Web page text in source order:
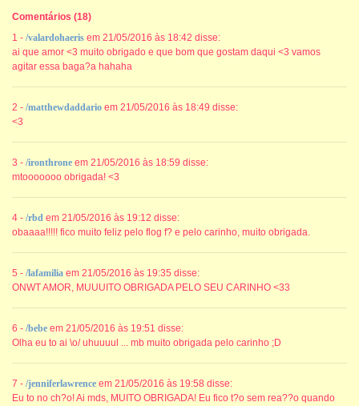
Comentários (18)
1 - /valardohaeris em 21/05/2016 às 18:42 disse:
ai que amor <3 muito obrigado e que bom que gostam daqui <3 vamos
agitar essa baga?a hahaha
2 - /matthewdaddario em 21/05/2016 às 18:49 disse:
<3
3 - /ironthrone em 21/05/2016 às 18:59 disse:
mtooooooo obrigada! <3
4 - /rbd em 21/05/2016 às 19:12 disse:
obaaaa!!!!! fico muito feliz pelo flog f? e pelo carinho, muito obrigada.
5 - /lafamilia em 21/05/2016 às 19:35 disse:
ONWT AMOR, MUUUITO OBRIGADA PELO SEU CARINHO <33
6 - /bebe em 21/05/2016 às 19:51 disse:
Olha eu to ai \o/ uhuuuul ... mb muito obrigada pelo carinho ;D
7 - /jenniferlawrence em 21/05/2016 às 19:58 disse:
Eu to no ch?o! Ai mds, MUITO OBRIGADA! Eu fico t?o sem rea??o quando